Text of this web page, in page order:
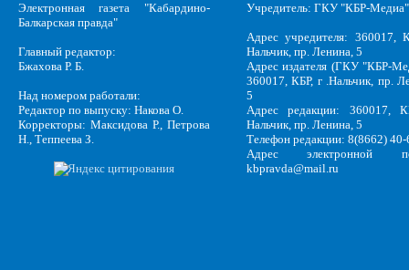
Электронная газета "Кабардино-
Балкарская правда"
Главный редактор:
Бжахова Р. Б.
Над номером работали:
Редактор по выпуску: Накова О.
Корректоры: Максидова Р., Петрова
Н., Теппеева З.
Учредитель: ГКУ "КБР-Медиа"
Адрес учредителя: 360017,
Нальчик, пр. Ленина, 5
Адрес издателя (ГКУ "КБР-
360017, КБР, г .Нальчик, пр.
5
Адрес редакции: 360017,
Нальчик, пр. Ленина, 5
Телефон редакции: 8(8662)
Адрес электронной
kbpravda@mail.ru